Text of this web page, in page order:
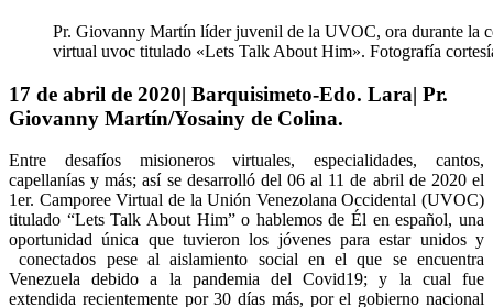
Pr. Giovanny Martín líder juvenil de la UVOC, ora durante la
virtual uvoc titulado «Lets Talk About Him». Fotografía
17 de abril de 2020| Barquisimeto-Edo. Lara| Pr.
Giovanny Martín/Yosainy de Colina.
Entre desafíos misioneros virtuales, especialidades, cantos,
capellanías y más; así se desarrolló del 06 al 11 de abril de 2020 el
1er. Camporee Virtual de la Unión Venezolana Occidental (UVOC)
titulado “Lets Talk About Him” o hablemos de Él en español, una
oportunidad única que tuvieron los jóvenes para estar unidos y
conectados pese al aislamiento social en el que se encuentra
Venezuela debido a la pandemia del Covid19; y la cual fue
extendida recientemente por 30 días más, por el gobierno nacional